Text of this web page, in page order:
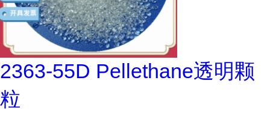
2363-55D Pellethane透明颗
粒